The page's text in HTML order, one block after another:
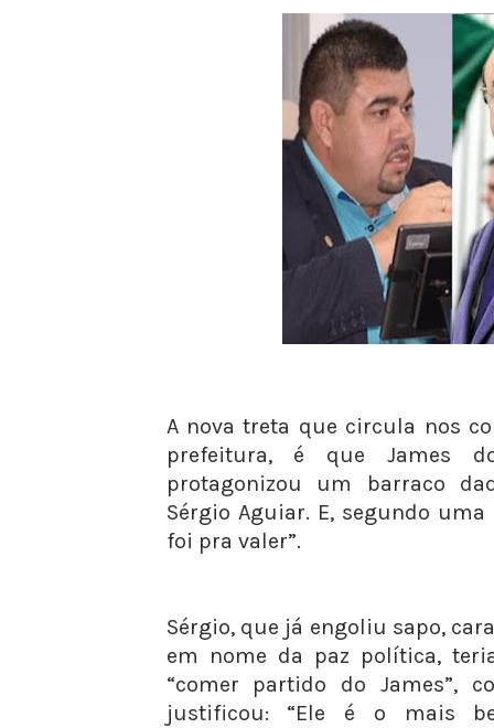
A nova treta que circula nos
prefeitura, é que James
protagonizou um barraco
Sérgio Aguiar. E, segundo
foi pra valer”.
Sérgio, que já engoliu sapo,
em nome da paz política,
“comer partido do James”,
justificou: “Ele é o mais